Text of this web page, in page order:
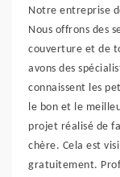
Notre entreprise
Nous offrons des
couverture et de
avons des
connaissent les
le bon et le
projet réalisé de
chère. Cela est
gratuitement.